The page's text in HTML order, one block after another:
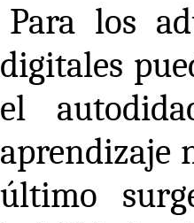
Para los
digitales
el
aprendizaje
último